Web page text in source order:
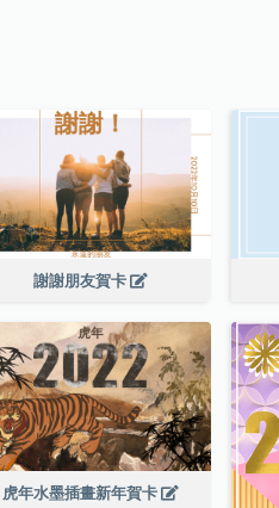
謝謝朋友賀卡
虎年水墨插畫新年賀卡